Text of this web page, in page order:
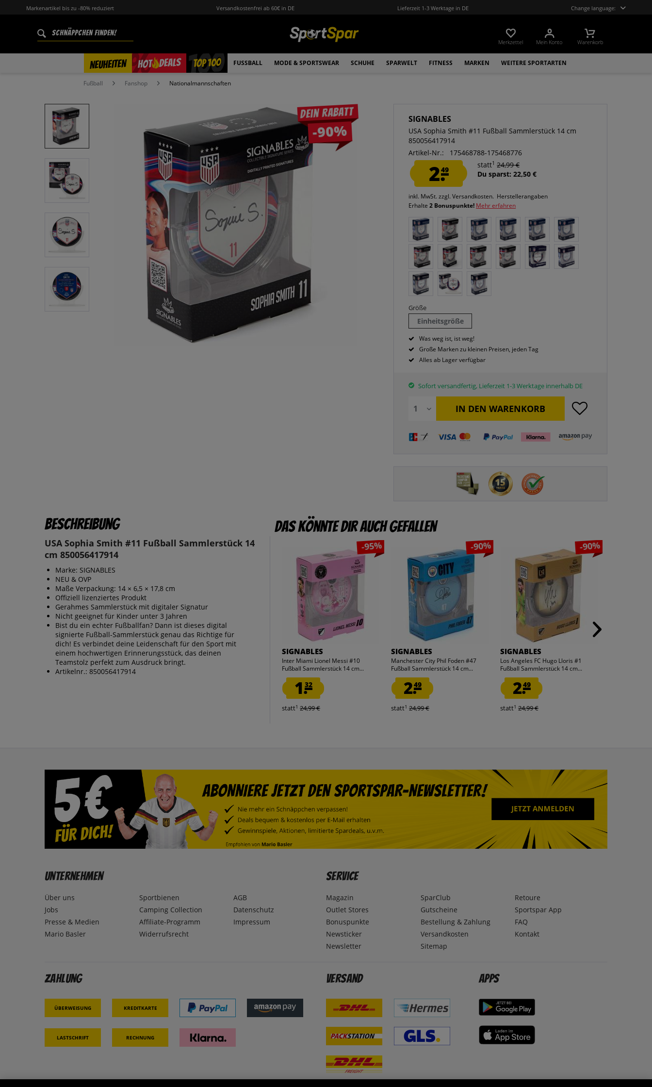
Markenartikel bis zu -80% reduziert Versandkostenfrei ab 60€ in DE Lieferzeit 1-3 Werktage in DE Change language:
Merkzettel Mein Konto Warenkorb
NEUHEITEN HOT DEALS
% TOP 100 FUSSBALL MODE & SPORTSWEAR SCHUHE SPARWELT FITNESS MARKEN WEITERE SPORTARTEN
Fußball Fanshop Nationalmannschaften
Dein Rabatt
-90%
SIGNABLES
USA Sophia Smith #11 Fußball Sammlerstück 14 cm
850056417914
Artikel-Nr.:
175468788-175468776
2.49
statt1 24,99 €
Du sparst: 22,50 €
inkl. MwSt.zzgl. Versandkosten. Herstellerangaben
Erhalte2 Bonuspunkte! Mehr erfahren
Größe
Einheitsgröße
Was weg ist, ist weg!
Große Marken zu kleinen Preisen, jeden Tag
Alles ab Lager verfügbar
Sofort versandfertig, Lieferzeit 1-3 Werktage innerhalb DE
IN DEN WARENKORB
Beschreibung
USA Sophia Smith #11 Fußball Sammlerstück 14
cm 850056417914
Marke: SIGNABLES
NEU & OVP
Maße Verpackung: 14 × 6,5 × 17,8 cm
Offiziell lizenziertes Produkt
Gerahmes Sammlerstück mit digitaler Signatur
Nicht geeignet für Kinder unter 3 Jahren
Bist du ein echter Fußballfan? Dann ist dieses digital
signierte Fußball-Sammlerstück genau das Richtige für
dich! Es verbindet deine Leidenschaft für den Sport mit
einem hochwertigen Erinnerungsstück, das deinen
Teamstolz perfekt zum Ausdruck bringt.
Artikelnr.: 850056417914
Das könnte dir auch gefallen
-95%
SIGNABLES
Inter Miami Lionel Messi #10
Fußball Sammlerstück 14 cm...
1.32
statt1 24,99 €
-90%
SIGNABLES
Manchester City Phil Foden #47
Fußball Sammlerstück 14 cm...
2.49
statt1 24,99 €
-90%
SIGNABLES
Los Angeles FC Hugo Lloris #1
Fußball Sammlerstück 14 cm...
2.49
statt1 24,99 €
Unternehmen
Über uns
Jobs
Presse & Medien
Mario Basler
Sportbienen
Camping Collection
Affiliate-Programm
Widerrufsrecht
AGB
Datenschutz
Impressum
Service
Magazin
Outlet Stores
Bonuspunkte
Newsticker
Newsletter
SparClub
Gutscheine
Bestellung & Zahlung
Versandkosten
Sitemap
Retoure
Sportspar App
FAQ
Kontakt
Zahlung
Überweisung Kreditkarte
Lastschrift Rechnung
Versand Apps